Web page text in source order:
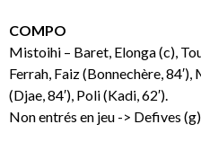
COMPO
Mistoihi – Baret, Elonga (c),
Ferrah, Faiz (Bonnechère,
(Djae, 84′), Poli (Kadi, 62′).
Non entrés en jeu -> Defives